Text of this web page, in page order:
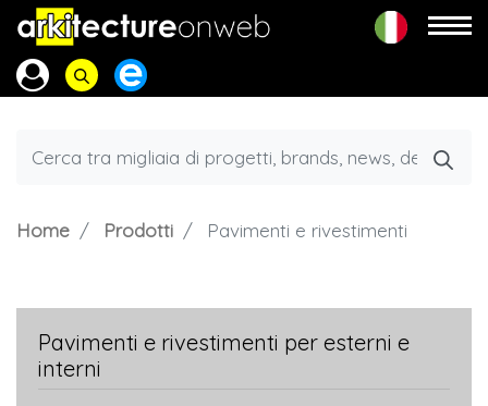
Home Prodotti Pavimenti e rivestimenti
Pavimenti e rivestimenti per esterni e
interni